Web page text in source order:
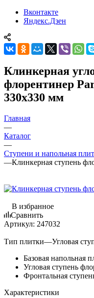
Вконтакте
Яндекс.Дзен
Клинкерная
флорентинер
330х330 мм
Главная
—
Каталог
—
Ступени и напольная
—Клинкерная ступень
В избранное
Сравнить
Артикул: 247032
Тип плитки—Угловая
Базовая напольная
Угловая ступень
Фронтальная
Характеристики